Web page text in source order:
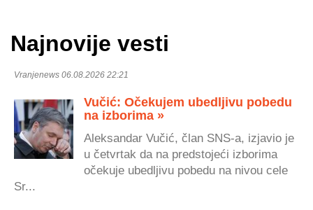
Najnovije vesti
Vranjenews 06.08.2026 22:21
Vučić: Očekujem ubedljivu pobedu
na izborima »
Aleksandar Vučić, član SNS-a, izjavio je
u četvrtak da na predstojeći izborima
očekuje ubedljivu pobedu na nivou cele
Sr...